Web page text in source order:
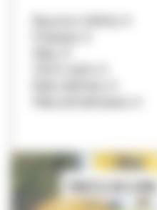
Kup przez telefon
Zwrot części
PARTS.CAT.COM